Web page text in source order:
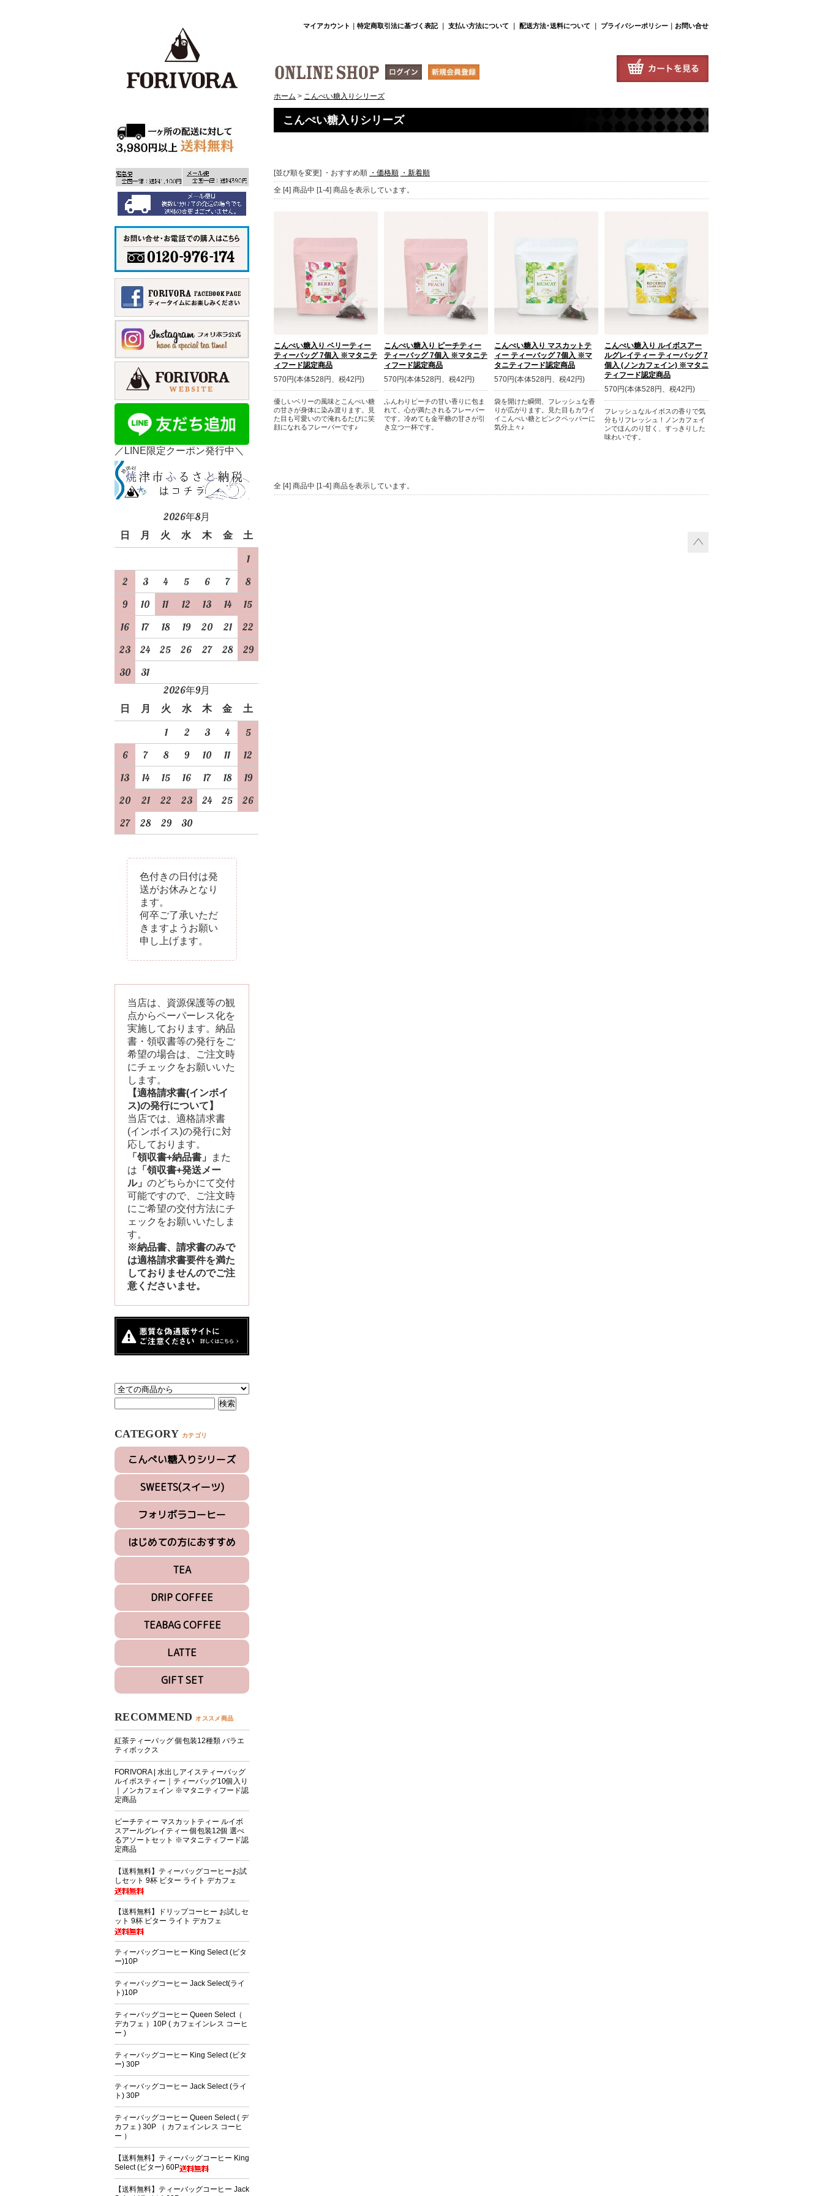
マイアカウント ｜ 特定商取引法に基づく表記｜ 支払い方法について ｜ 配送方法･送料について ｜ プライバシーポリシー ｜ お問い合せ
／LINE限定クーポン発行中＼
2026年8月
日
月 火 水 木 金
土
1
2
3 4 5 6 7
8
9
10 11 12 13 14
15
16
17 18 19 20 21
22
23
24 25 26 27 28
29
30
31
2026年9月
日
月 火 水 木 金
土
1
2 3 4
5
6
7 8 9 10 11
12
13
14 15 16 17 18
19
20
21 22 23 24 25
26
27
28 29 30
色付きの日付は発
送がお休みとなり
ます。
何卒ご了承いただ
きますようお願い
申し上げます。
当店は、資源保護等の観
点からペーパーレス化を
実施しております。納品
書・領収書等の発行をご
希望の場合は、ご注文時
にチェックをお願いいた
します。
【適格請求書(インボイ
ス)の発行について】
当店では、適格請求書
(インボイス)の発行に対
応しております。
「領収書+納品書」
また
は 「領収書+発送メー
ル」 のどちらかにて交付
可能ですので、ご注文時
にご希望の交付方法にチ
ェックをお願いいたしま
す。
※納品書、請求書のみで
は適格請求書要件を満た
しておりませんのでご注
意くださいませ。
CATEGORY カテゴリ
こんぺい糖入りシリーズ
SWEETS(スイーツ)
フォリボラコーヒー
はじめての方におすすめ
TEA
DRIP COFFEE
TEABAG COFFEE
LATTE
GIFT SET
RECOMMEND オススメ商品
紅茶ティーバッグ 個包装12種類 バラエ
ティボックス
FORIVORA | 水出しアイスティーバッグ
ルイボスティー｜ティーバッグ10個入り
｜ノンカフェイン ※マタニティフード認
定商品
ピーチティー マスカットティー ルイボ
スアールグレイティー 個包装12個 選べ
るアソートセット ※マタニティフード認
定商品
【送料無料】ティーバッグコーヒーお試
しセット 9杯 ビター ライト デカフェ
【送料無料】ドリップコーヒー お試しセ
ット 9杯 ビター ライト デカフェ
ティーバッグコーヒー King Select (ビタ
ー)10P
ティーバッグコーヒー Jack Select(ライ
ト)10P
ティーバッグコーヒー Queen Select（
デカフェ ）10P ( カフェインレス コーヒ
ー )
ティーバッグコーヒー King Select (ビタ
ー) 30P
ティーバッグコーヒー Jack Select (ライ
ト) 30P
ティーバッグコーヒー Queen Select ( デ
カフェ ) 30P （ カフェインレス コーヒ
ー ）
【送料無料】ティーバッグコーヒー King
Select (ビター) 60P
【送料無料】ティーバッグコーヒー Jack
ホーム > こんぺい糖入りシリーズ
こんぺい糖入りシリーズ
[並び順を変更] ・おすすめ順 ・価格順 ・新着順
全 [4] 商品中 [1-4] 商品を表示しています。
こんぺい糖入り ベリーティー
ティーバッグ 7個入 ※マタニテ
ィフード認定商品
570円(本体528円、税42円)
優しいベリーの風味とこんぺい糖
の甘さが身体に染み渡ります。見
た目も可愛いので淹れるたびに笑
顔になれるフレーバーです♪
こんぺい糖入り ピーチティー
ティーバッグ 7個入 ※マタニテ
ィフード認定商品
570円(本体528円、税42円)
ふんわりピーチの甘い香りに包ま
れて、心が満たされるフレーバー
です。冷めても金平糖の甘さが引
き立つ一杯です。
こんぺい糖入り マスカットテ
ィー ティーバッグ 7個入 ※マ
タニティフード認定商品
570円(本体528円、税42円)
袋を開けた瞬間、フレッシュな香
りが広がります。見た目もカワイ
イこんぺい糖とピンクペッパーに
気分上々♪
こんぺい糖入り ルイボスアー
ルグレイティー ティーバッグ 7
個入 (ノンカフェイン) ※マタニ
ティフード認定商品
570円(本体528円、税42円)
フレッシュなルイボスの香りで気
分もリフレッシュ！ノンカフェイ
ンでほんのり甘く、すっきりした
味わいです。
全 [4] 商品中 [1-4] 商品を表示しています。